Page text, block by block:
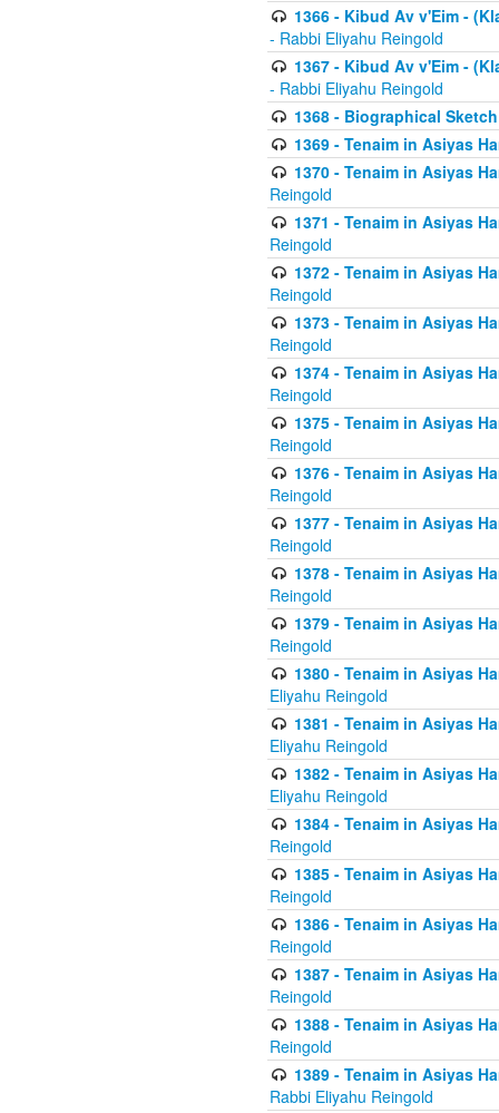
1366 - Kibud Av v'Eim -
- Rabbi Eliyahu Reingold
1367 - Kibud Av v'Eim -
- Rabbi Eliyahu Reingold
1368 - Biographical
1369 - Tenaim in Asiyas
1370 - Tenaim in Asiyas
Reingold
1371 - Tenaim in Asiyas
Reingold
1372 - Tenaim in Asiyas
Reingold
1373 - Tenaim in Asiyas
Reingold
1374 - Tenaim in Asiyas
Reingold
1375 - Tenaim in Asiyas
Reingold
1376 - Tenaim in Asiyas
Reingold
1377 - Tenaim in Asiyas
Reingold
1378 - Tenaim in Asiyas
Reingold
1379 - Tenaim in Asiyas
Reingold
1380 - Tenaim in Asiyas
Eliyahu Reingold
1381 - Tenaim in Asiyas
Eliyahu Reingold
1382 - Tenaim in Asiyas
Eliyahu Reingold
1384 - Tenaim in Asiyas
Reingold
1385 - Tenaim in Asiyas
Reingold
1386 - Tenaim in Asiyas
Reingold
1387 - Tenaim in Asiyas
Reingold
1388 - Tenaim in Asiyas
Reingold
1389 - Tenaim in Asiyas
Rabbi Eliyahu Reingold